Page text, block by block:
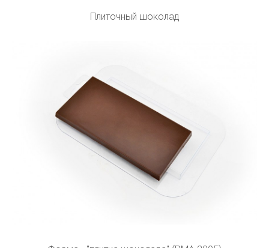
Плиточный шоколад